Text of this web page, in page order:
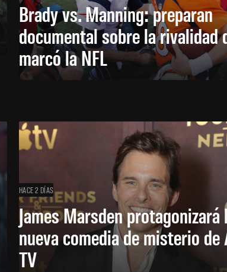
Brady vs. Manning: preparan
documental sobre la rivalidad
marcó la NFL
HACE 2 DÍAS
James Marsden protagonizará
nueva comedia de misterio de
TV